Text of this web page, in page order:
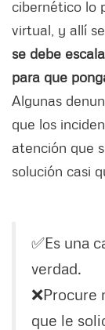
cibernético lo
virtual, y allí
se debe
para que
Algunas
que los
atención que
solución casi
✅Es una
verdad.
❌Procure
que le